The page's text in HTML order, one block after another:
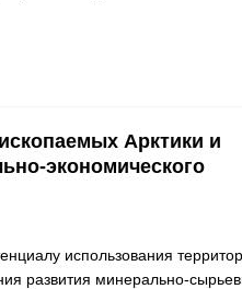
Арктики и
экономического
использования
развития минерально-